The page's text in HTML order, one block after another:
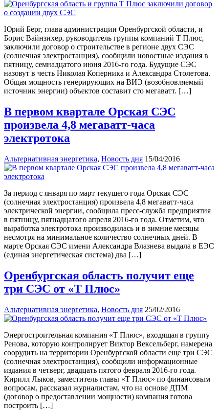
Юрий Берг, глава администрации Оренбургской области, и
Борис Вайнзихер, руководитель группы компаний Т Плюс,
заключили договор о строительстве в регионе двух СЭС
(солнечная электростанция), сообщили новостные издания в
пятницу, семнадцатого июня 2016-го года. Будущие СЭС
назовут в честь Николая Коперника и Александра Столетова.
Общая мощность генерирующих на ВИЭ (возобновляемый
источник энергии) объектов составит сто мегаватт. […]
В первом квартале Орская СЭС
произвела 4,8 мегаватт-часа
электротока
Альтернативная энергетика, Новость дня 15/04/2016
За период с января по март текущего года Орская СЭС
(солнечная электростанция) произвела 4,8 мегаватт-часа
электрической энергии, сообщила пресс-служба предприятия
в пятницу, пятнадцатого апреля 2016-го года. Отметим, что
выработка электротока производилась и в зимние месяцы
несмотря на минимальное количество солнечных дней. В
марте Орская СЭС имени Александра Влазнева выдала в ЕЭС
(единая энергетическая система) два […]
Оренбургская область получит еще
три СЭС от «Т Плюс»
Альтернативная энергетика, Новость дня 25/02/2016
Энергостроительная компания «Т Плюс», входящая в группу
Ренова, которую контролирует Виктор Вексельберг, намерена
соорудить на территории Оренбургской области еще три СЭС
(солнечная электростанция), сообщили информационные
издания в четверг, двадцать пятого февраля 2016-го года.
Кирилл Лыков, заместитель главы «Т Плюс» по финансовым
вопросам, рассказал журналистам, что на основе ДПМ
(договор о предоставлении мощности) компания готова
построить […]